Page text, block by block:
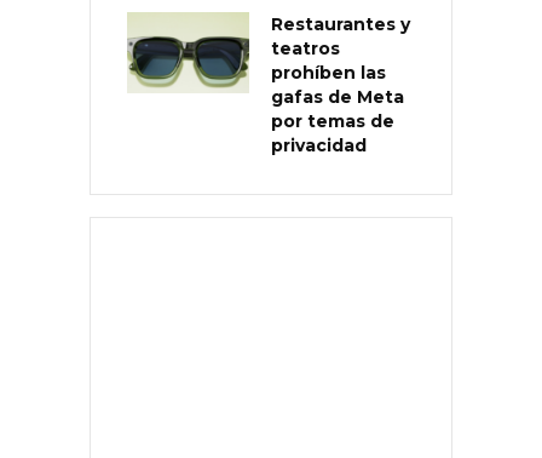
Restaurantes y
teatros
prohíben las
gafas de Meta
por temas de
privacidad